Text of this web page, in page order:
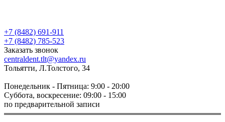
+7 (8482) 691-911
+7 (8482) 785-523
Заказать звонок
centraldent.tlt@yandex.ru
Тольятти, Л.Толстого, 34
Понедельник - Пятница: 9:00 - 20:00
Суббота, воскресение: 09:00 - 15:00
по предварительной записи